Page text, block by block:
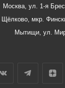
Москва, ул. 1-я
Щёлково, мкр.
Мытищи, ул.